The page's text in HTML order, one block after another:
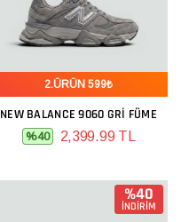
2.ÜRÜN 599₺
NEW BALANCE 9060 GRI FÜME
%40 2,399.99 TL
%40
İNDİRİM